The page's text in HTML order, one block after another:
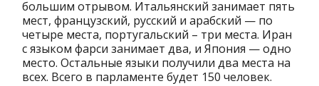
большим отрывом. Итальянский занимает пять
мест, французский, русский и арабский — по
четыре места, португальский – три места. Иран
с языком фарси занимает два, и Япония — одно
место. Остальные языки получили два места на
всех. Всего в парламенте будет 150 человек.